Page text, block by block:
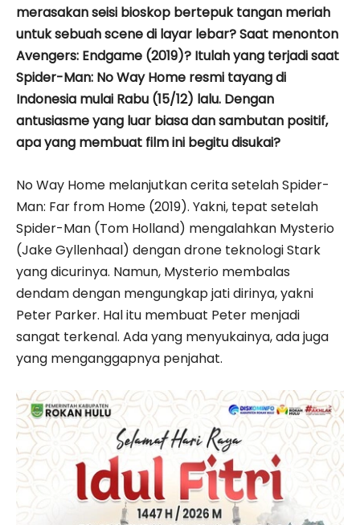
merasakan seisi bioskop bertepuk tangan meriah
untuk sebuah scene di layar lebar? Saat menonton
Avengers: Endgame (2019)? Itulah yang terjadi saat
Spider-Man: No Way Home resmi tayang di
Indonesia mulai Rabu (15/12) lalu. Dengan
antusiasme yang luar biasa dan sambutan positif,
apa yang membuat film ini begitu disukai?
No Way Home melanjutkan cerita setelah Spider-
Man: Far from Home (2019). Yakni, tepat setelah
Spider-Man (Tom Holland) mengalahkan Mysterio
(Jake Gyllenhaal) dengan drone teknologi Stark
yang dicurinya. Namun, Mysterio membalas
dendam dengan mengungkap jati dirinya, yakni
Peter Parker. Hal itu membuat Peter menjadi
sangat terkenal. Ada yang menyukainya, ada juga
yang menganggapnya penjahat.